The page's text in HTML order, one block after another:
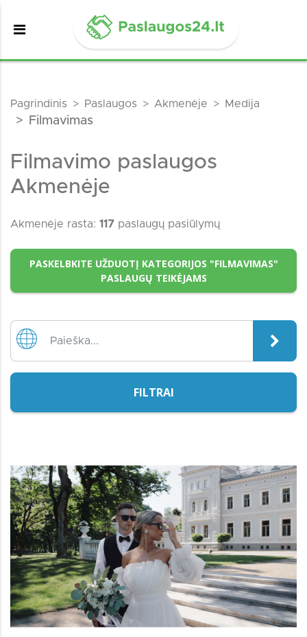
Pagrindinis Paslaugos Akmenėje Medija
Filmavimas
Filmavimo paslaugos
Akmenėje
Akmenėje rasta: 117 paslaugų pasiūlymų
PASKELBKITE UŽDUOTĮ KATEGORIJOS "FILMAVIMAS"
PASLAUGŲ TEIKĖJAMS
FILTRAI